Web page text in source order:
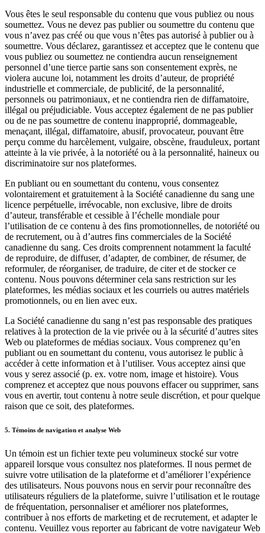
Vous êtes le seul responsable du contenu que vous publiez ou nous
soumettez. Vous ne devez pas publier ou soumettre du contenu que
vous n’avez pas créé ou que vous n’êtes pas autorisé à publier ou à
soumettre. Vous déclarez, garantissez et acceptez que le contenu que
vous publiez ou soumettez ne contiendra aucun renseignement
personnel d’une tierce partie sans son consentement exprès, ne
violera aucune loi, notamment les droits d’auteur, de propriété
industrielle et commerciale, de publicité, de la personnalité,
personnels ou patrimoniaux, et ne contiendra rien de diffamatoire,
illégal ou préjudiciable. Vous acceptez également de ne pas publier
ou de ne pas soumettre de contenu inapproprié, dommageable,
menaçant, illégal, diffamatoire, abusif, provocateur, pouvant être
perçu comme du harcèlement, vulgaire, obscène, frauduleux, portant
atteinte à la vie privée, à la notoriété ou à la personnalité, haineux ou
discriminatoire sur nos plateformes.
En publiant ou en soumettant du contenu, vous consentez
volontairement et gratuitement à la Société canadienne du sang une
licence perpétuelle, irrévocable, non exclusive, libre de droits
d’auteur, transférable et cessible à l’échelle mondiale pour
l’utilisation de ce contenu à des fins promotionnelles, de notoriété ou
de recrutement, ou à d’autres fins commerciales de la Société
canadienne du sang. Ces droits comprennent notamment la faculté
de reproduire, de diffuser, d’adapter, de combiner, de résumer, de
reformuler, de réorganiser, de traduire, de citer et de stocker ce
contenu. Nous pouvons déterminer cela sans restriction sur les
plateformes, les médias sociaux et les courriels ou autres matériels
promotionnels, ou en lien avec eux.
La Société canadienne du sang n’est pas responsable des pratiques
relatives à la protection de la vie privée ou à la sécurité d’autres sites
Web ou plateformes de médias sociaux. Vous comprenez qu’en
publiant ou en soumettant du contenu, vous autorisez le public à
accéder à cette information et à l’utiliser. Vous acceptez ainsi que
vous y serez associé (p. ex. votre nom, image et histoire). Vous
comprenez et acceptez que nous pouvons effacer ou supprimer, sans
vous en avertir, tout contenu à notre seule discrétion, et pour quelque
raison que ce soit, des plateformes.
5. Témoins de navigation et analyse Web
Un témoin est un fichier texte peu volumineux stocké sur votre
appareil lorsque vous consultez nos plateformes. Il nous permet de
suivre votre utilisation de la plateforme et d’améliorer l’expérience
des utilisateurs. Nous pouvons nous en servir pour reconnaître des
utilisateurs réguliers de la plateforme, suivre l’utilisation et le routage
de fréquentation, personnaliser et améliorer nos plateformes,
contribuer à nos efforts de marketing et de recrutement, et adapter le
contenu. Veuillez vous reporter au fabricant de votre navigateur Web